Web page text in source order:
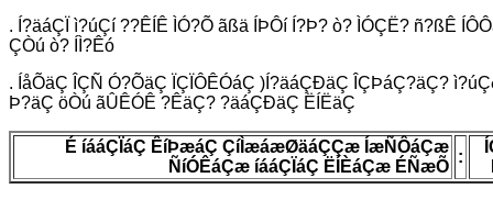
. Í?äáÇÏ ì?úÇí ??ÊÍÊ ÌÓ?Õ ãßä ÍÞÔí Í?Þ? ò? ÌÓÇË? ñ?ßÊ
ÇÒú ò? ÍÌ?Êó
. ÍåÕäÇ ÎÇÑ Ó?ÕäÇ ÏÇÏÔÊÓáÇ )Í?äáÇÐäÇ ÎÇÞáÇ?äÇ?
Þ?äÇ öÒú ãÛÊÓÊ ?ÊäÇ? ?äáÇÐäÇ ËÍËäÇ
É íááÇÏáÇ ÊíÞæáÇ ÇíÌæáæØäáÇÇæ ÍæÑÔáÇæ
ÑíÓÊáÇæ íááÇÏáÇ ËÍÈáÇæ ÉÑæÕ
: